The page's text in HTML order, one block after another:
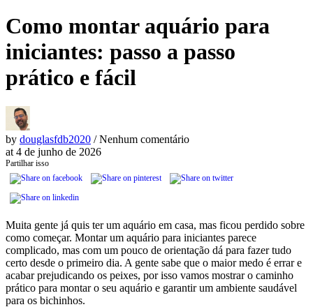
Como montar aquário para
iniciantes: passo a passo
prático e fácil
by douglasfdb2020 / Nenhum comentário
at 4 de junho de 2026
Partilhar isso
Muita gente já quis ter um aquário em casa, mas ficou perdido sobre
como começar. Montar um aquário para iniciantes parece
complicado, mas com um pouco de orientação dá para fazer tudo
certo desde o primeiro dia. A gente sabe que o maior medo é errar e
acabar prejudicando os peixes, por isso vamos mostrar o caminho
prático para montar o seu aquário e garantir um ambiente saudável
para os bichinhos.